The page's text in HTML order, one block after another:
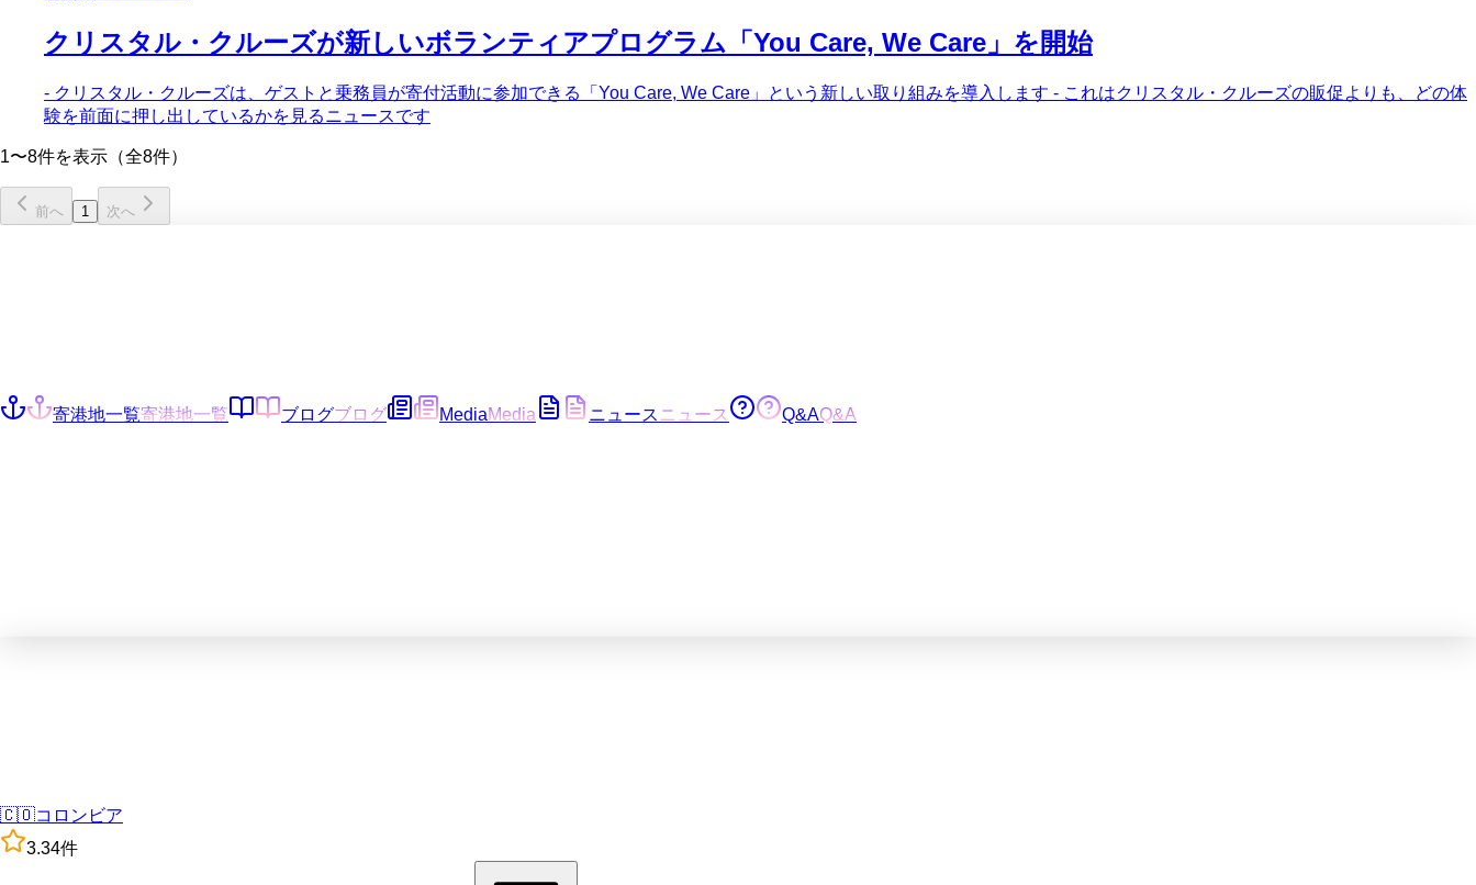
クリスタル・クルーズが新しいボランティアプログラム「You Care, We Care」を開始
- クリスタル・クルーズは、ゲストと乗務員が寄付活動に参加できる「You Care, We Care」という新しい取り組みを導入します - これはクリスタル・クルーズの販促よりも、どの体
験を前面に押し出しているかを見るニュースです
1〜8件を表示（全8件）
前へ 1 次へ
寄港地一覧寄港地一覧 ブログブログ MediaMedia ニュース ニュース Q&AQ&A
🇨🇴コロンビア
3.34件